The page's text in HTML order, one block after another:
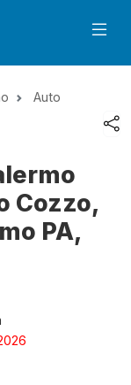
Auto
Cozzo,
PA,